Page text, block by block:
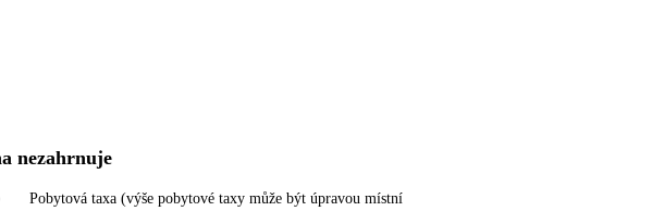
nezahrnuje
Pobytová taxa (výše pobytové taxy může být úpravou místní